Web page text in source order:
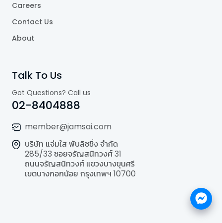
Careers
Contact Us
About
Talk To Us
Got Questions? Call us
02-8404888
member@jamsai.com
บริษัท แจ่มใส พับลิชชิ่ง จำกัด
285/33 ซอยจรัญสนิทวงศ์ 31
ถนนจรัญสนิทวงศ์ แขวงบางขุนศรี
เขตบางกอกน้อย กรุงเทพฯ 10700